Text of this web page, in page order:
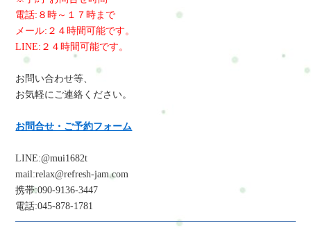
電話:８時～１７時まで
メール:２４時間可能です。
LINE:２４時間可能です。
お問い合わせ等、
お気軽にご連絡ください。
お問合せ・ご予約フォーム
LINE:@mui1682t
mail:relax@refresh-jam.com
携帯:090-9136-3447
電話:045-878-1781